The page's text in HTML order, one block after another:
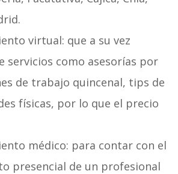
virtual: que a su vez
servicios como asesorías por
de trabajo quincenal, tips de
físicas, por lo que el precio
médico: para contar con el
presencial de un profesional